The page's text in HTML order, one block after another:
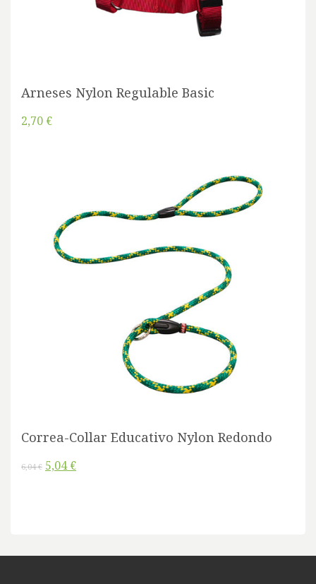
Arneses Nylon Regulable Basic
2,70 €
Correa-Collar Educativo Nylon Redondo
6,04 € 5,04 €